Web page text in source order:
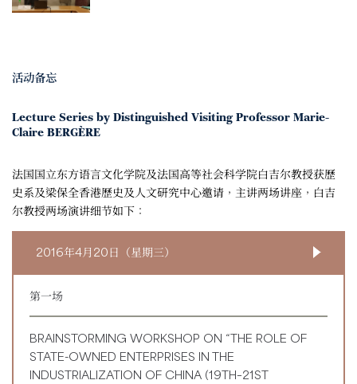
活动备忘
Lecture Series by Distinguished Visiting Professor Marie-
Claire BERGÈRE
法国国立东方语言文化学院及法国高等社会科学院白吉尔教授获歷
史系及梁保全香港歷史及人文研究中心邀请，主讲两场讲座，白吉
尔教授两场演讲细节如下：
2016年4月20日（星期三）
第一场
BRAINSTORMING WORKSHOP ON “THE ROLE OF
STATE-OWNED ENTERPRISES IN THE
INDUSTRIALIZATION OF CHINA (19TH–21ST